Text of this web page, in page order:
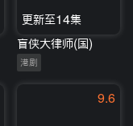
更新至14集
盲侠大律师(国)
港剧
9.6